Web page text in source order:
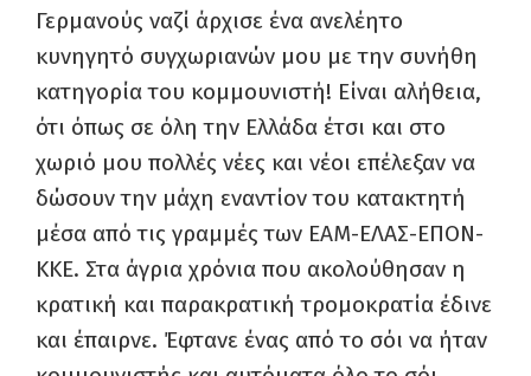
Γερμανούς ναζί άρχισε ένα ανελέητο
κυνηγητό συγχωριανών μου με την συνήθη
κατηγορία του κομμουνιστή! Είναι αλήθεια,
ότι όπως σε όλη την Ελλάδα έτσι και στο
χωριό μου πολλές νέες και νέοι επέλεξαν να
δώσουν την μάχη εναντίον του κατακτητή
μέσα από τις γραμμές των ΕΑΜ-ΕΛΑΣ-ΕΠΟΝ-
ΚΚΕ. Στα άγρια χρόνια που ακολούθησαν η
κρατική και παρακρατική τρομοκρατία έδινε
και έπαιρνε. Έφτανε ένας από το σόι να ήταν